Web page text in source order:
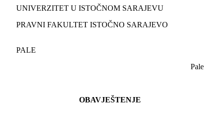
UNIVERZITET U ISTOČNOM SARAJEVU
PRAVNI FAKULTET ISTOČNO SARAJEVO
PALE
Pale
OBAVJEŠTENJE